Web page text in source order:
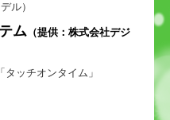
ル）
ム （提供：株式会社デジ
ッチオンタイム」